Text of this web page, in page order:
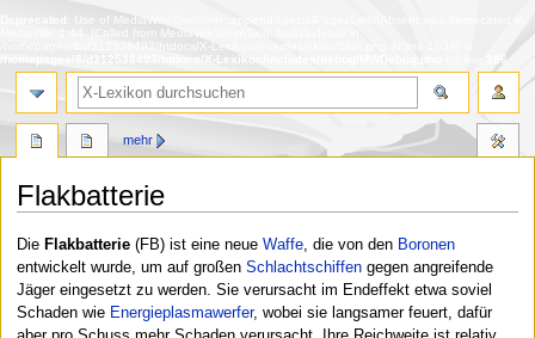
Deprecated : Use of MediaWiki\Skin\Skin::appendSpecialPagesLinkIfAbsent was deprecated in
MediaWiki 1.44. [Called from MediaWiki\Skin\Skin::buildSidebar in
/homepages/8/d312538493/htdocs/X-Lexikon/includes/skins/Skin.php at line 1639] in
/homepages/8/d312538493/htdocs/X-Lexikon/includes/debug/MWDebug.php
386
Flakbatterie
Zur
Navigation
springen
Zur
Suche
springen
Die Flakbatterie(FB) ist eine neue Waffe, die von den Boronen
entwickelt wurde, um auf großen Schlachtschiffengegen angreifende
Jäger eingesetzt zu werden. Sie verursacht im Endeffekt etwa soviel
Schaden wie Energieplasmawerfer, wobei sie langsamer feuert, dafür
mehr
Suche